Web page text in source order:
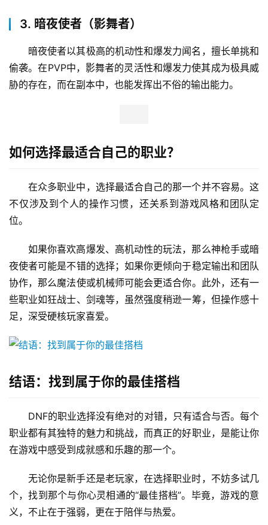
3. 暗夜使者（影舞者）
暗夜使者以其极高的机动性和爆发力闻名，擅长单挑和
偷袭。在PVP中，影舞者的灵活性和爆发力使其成为极具威
胁的存在，而在副本中，也能发挥出不俗的输出能力。
如何选择最适合自己的职业？
在众多职业中，选择最适合自己的那一个并不容易。这
不仅涉及到个人的操作习惯，还关系到游戏风格和团队定
位。
如果你喜欢高爆发、高机动性的玩法，那么神枪手或暗
夜使者可能是不错的选择；如果你更倾向于稳定输出和团队
协作，那么魔法使或机械师可能会更适合你。此外，还有一
些职业如狂战士、剑魂等，虽然强度稍逊一筹，但操作感十
足，深受硬核玩家喜爱。
结语：找到属于你的最佳搭档
DNF的职业选择没有绝对的对错，只有适合与否。每个
职业都有其独特的魅力和挑战，而真正的好职业，是能让你
在游戏中感受到成就感和乐趣的那一个。
无论你是新手还是老玩家，在选择职业时，不妨多试几
个，找到那个与你心灵相通的“最佳搭档”。毕竟，游戏的意
义，不止在于强弱，更在于陪伴与热爱。